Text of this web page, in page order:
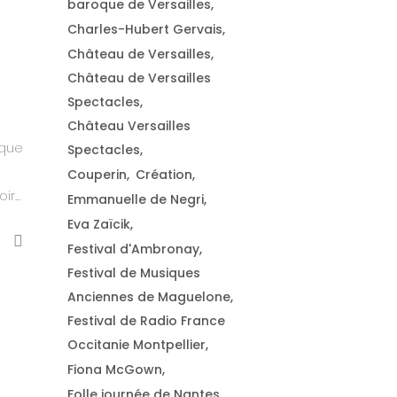
baroque de Versailles
Charles-Hubert Gervais
Château de Versailles
Château de Versailles
Spectacles
Château Versailles
Spectacles
Couperin Création
Emmanuelle de Negri
Eva Zaïcik
Festival d'Ambronay
Festival de Musiques
Anciennes de Maguelone
Festival de Radio France
Occitanie Montpellier
Fiona McGown